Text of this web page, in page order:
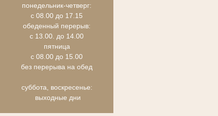
понедельник-четверг:
с 08.00 до 17.15
обеденный перерыв:
с 13.00. до 14.00
пятница
с 08.00 до 15.00
без перерыва на обед
суббота, воскресенье:
выходные дни